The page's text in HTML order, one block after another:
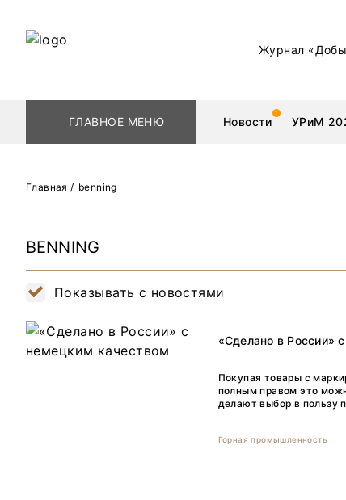
Журнал
ГЛАВНОЕ МЕНЮ Новости УРиМ
Геологоразведка
Обогащение
Металлургия
Золото
Нефть
Главная / benning
BENNING
Показывать с новостями
«Сделано в России»
Покупая товары с
полным правом это
делают выбор в пользу
Горная промышленность